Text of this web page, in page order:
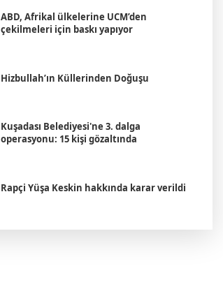
ABD, Afrikal ülkelerine UCM’den
çekilmeleri için baskı yapıyor
Hizbullah’ın Küllerinden Doğuşu
Kuşadası Belediyesi'ne 3. dalga
operasyonu: 15 kişi gözaltında
Rapçi Yüşa Keskin hakkında karar verildi